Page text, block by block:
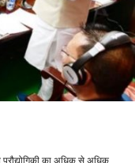
का अधिक से अधिक